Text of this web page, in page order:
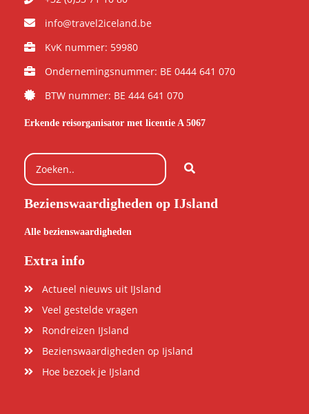
info@travel2iceland.be
KvK nummer: 59980
Ondernemingsnummer: BE 0444 641 070
BTW nummer: BE 444 641 070
Erkende reisorganisator met licentie A 5067
Bezienswaardigheden op IJsland
Alle bezienswaardigheden
Extra info
Actueel nieuws uit IJsland
Veel gestelde vragen
Rondreizen IJsland
Bezienswaardigheden op Ijsland
Hoe bezoek je IJsland